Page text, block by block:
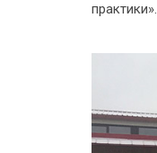
практики».